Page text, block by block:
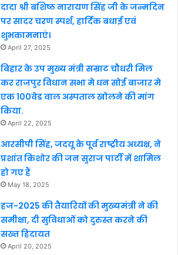
दादा श्री बशिष्ठ नारायण सिंह जी के जन्मदिन
पर सादर चरण स्पर्श, हार्दिक बधाई एवं
शुभकामनाएं।
April 27, 2025
बिहार के उप मुख्य मंत्री सम्राट चौधरी मिल
कर राजपुर विधान सभा मे धन सोई बाजार मे
एक 100वेड वाल अस्पताल खोलने की मांग
किया.
April 22, 2025
आरसीपी सिंह, जदयू के पूर्व राष्ट्रीय अध्यक्ष, ने
प्रशांत किशोर की जन सुराज पार्टी में शामिल
हो गए हैं
May 18, 2025
हज-2025 की तैयारियों की मुख्यमंत्री ने की
समीक्षा, दी सुविधाओं को दुरुस्त करने की
सख्त हिदायत
April 20, 2025